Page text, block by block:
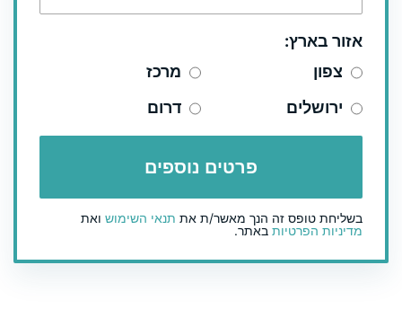
אזור בארץ:
צפון
מרכז
ירושלים
דרום
בשליחת טופס זה הנך מאשר/ת את תנאי השימוש ואת
מדיניות הפרטיות באתר.